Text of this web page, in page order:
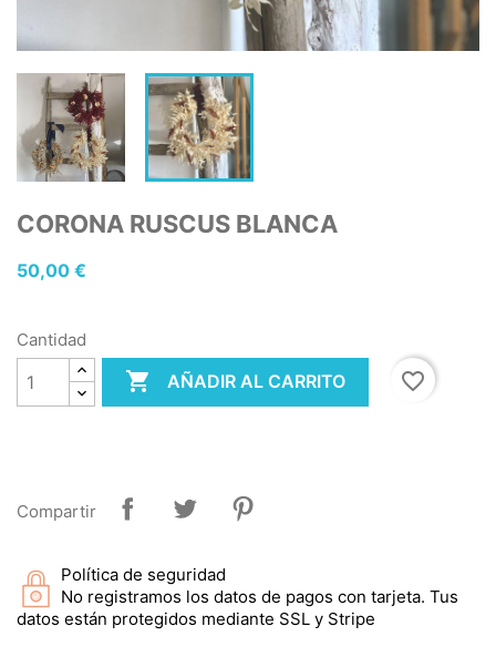
CORONA RUSCUS BLANCA
50,00 €
Cantidad
 AÑADIR AL CARRITO favorite_border
Compartir
Política de seguridad
No registramos los datos de pagos con tarjeta. Tus
datos están protegidos mediante SSL y Stripe